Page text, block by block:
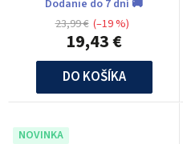
Dodanie do 7 dní 🚚
19,43 €
23,99 € (–19 %)
DO KOŠÍKA
NOVINKA